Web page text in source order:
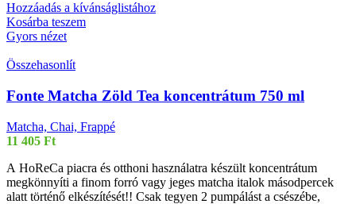
Hozzáadás a kívánságlistához
Kosárba teszem
Gyors nézet
Összehasonlít
Fonte Matcha Zöld Tea koncentrátum 750 ml
Matcha, Chai, Frappé
11 405 Ft
A HoReCa piacra és otthoni használatra készült koncentrátum
megkönnyíti a finom forró vagy jeges matcha italok másodpercek
alatt történő elkészítését!! Csak tegyen 2 pumpálást a csészébe,